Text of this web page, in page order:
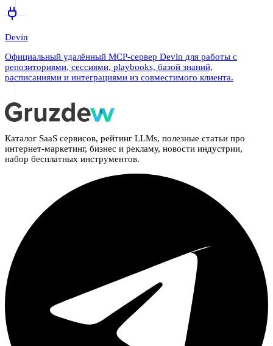
Devin
Официальный удалённый MCP-сервер Devin для работы с
репозиториями, сессиями, playbooks, базой знаний,
расписаниями и интеграциями из совместимого клиента.
Каталог SaaS сервисов, рейтинг LLMs, полезные статьи про
интернет-маркетинг, бизнес и рекламу, новости индустрии,
набор бесплатных инструментов.